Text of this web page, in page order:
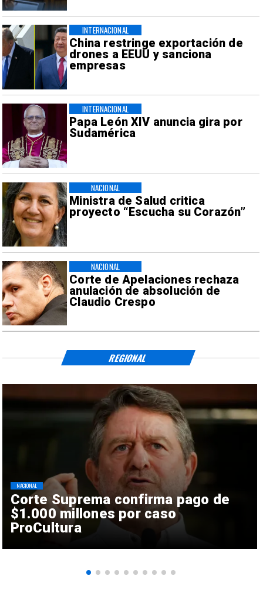
China restringe exportación de
drones a EEUU y sanciona
empresas
INTERNACIONAL
Papa León XIV anuncia gira por
Sudamérica
INTERNACIONAL
Ministra de Salud critica
proyecto “Escucha su Corazón”
NACIONAL
Corte de Apelaciones rechaza
anulación de absolución de
Claudio Crespo
NACIONAL
Corte Suprema confirma pago de
$1.000 millones por caso
ProCultura
NACIONAL
REGIONAL